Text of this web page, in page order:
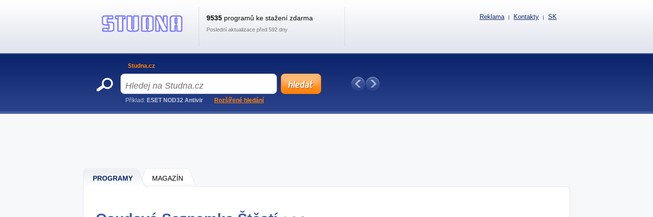
PROGRAMY MAGAZÍN
9535 programů ke stažení zdarma
Poslední aktualizace před 592 dny
Reklama | Kontakty | SK
Studna.cz
Příklad: ESET NOD32 Antivir Rozšířené hledání